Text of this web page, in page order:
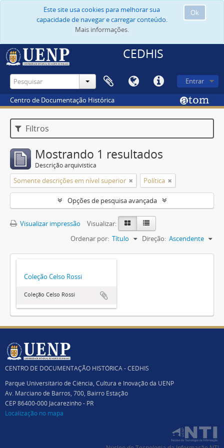
Ok
Este site usa cookies para melhorar sua
capacidade de navegar e carregar conteúdo.
Mais informações.
CEDHIS
Entrar
Centro de Documentação Histórica
Filtros
Mostrando 1 resultados
Descrição arquivística
Somente descrições em nível superior Política
Opções de pesquisa avançada
Visualizar impressão
Visualizar:
Ordenar por: Título Direção: Ascendente
Coleção Celso Rossi
Coleção Celso Rossi
CENTRO DE DOCUMENTAÇÃO HISTÓRICA - CEDHIS
Parque Universitário de Ciência, Cultura e Inovação da UENP
Av. Marciano de Barros, 700, Bairro Estação
CEP 86400-000 Jacarezinho - PR
Localização no mapa